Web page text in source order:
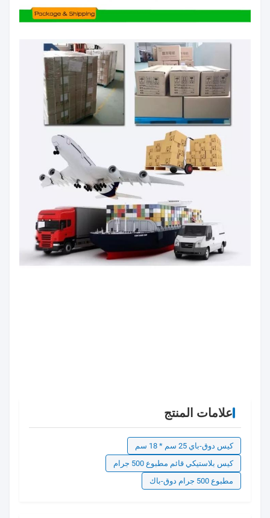
علامات المنتج
كيس دوق-باي 25 سم * 18 سم
كيس بلاستيكي قائم مطبوع 500 جرام
مطبوع 500 جرام دوق-باك